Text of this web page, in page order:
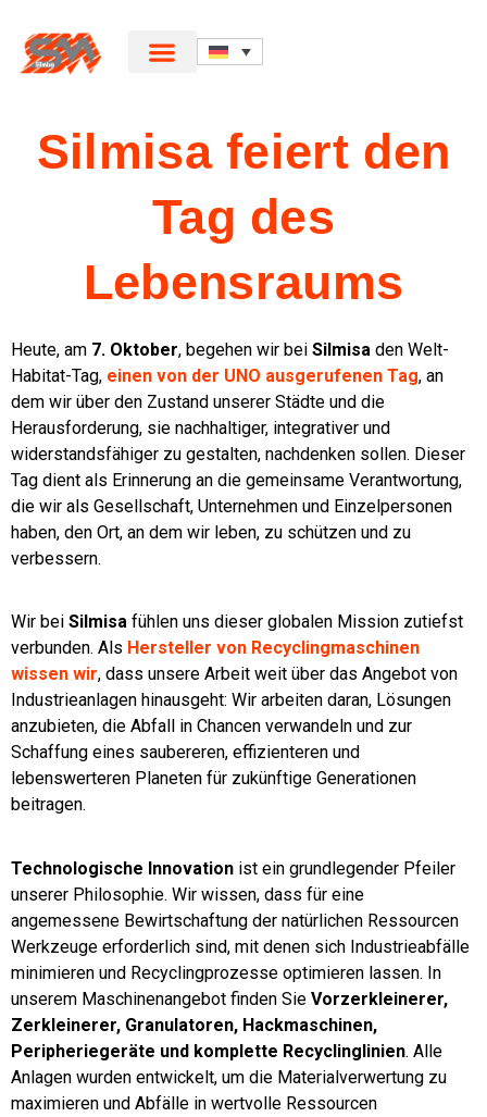
Silmisa feiert den
Tag des
Lebensraums
Heute, am 7. Oktober, begehen wir bei Silmisa den Welt-
Habitat-Tag, einen von der UNO ausgerufenen Tag, an
dem wir über den Zustand unserer Städte und die
Herausforderung, sie nachhaltiger, integrativer und
widerstandsfähiger zu gestalten, nachdenken sollen. Dieser
Tag dient als Erinnerung an die gemeinsame Verantwortung,
die wir als Gesellschaft, Unternehmen und Einzelpersonen
haben, den Ort, an dem wir leben, zu schützen und zu
verbessern.
Wir bei Silmisa fühlen uns dieser globalen Mission zutiefst
verbunden. Als Hersteller von Recyclingmaschinen
wissen wir, dass unsere Arbeit weit über das Angebot von
Industrieanlagen hinausgeht: Wir arbeiten daran, Lösungen
anzubieten, die Abfall in Chancen verwandeln und zur
Schaffung eines saubereren, effizienteren und
lebenswerteren Planeten für zukünftige Generationen
beitragen.
Technologische Innovation ist ein grundlegender Pfeiler
unserer Philosophie. Wir wissen, dass für eine
angemessene Bewirtschaftung der natürlichen Ressourcen
Werkzeuge erforderlich sind, mit denen sich Industrieabfälle
minimieren und Recyclingprozesse optimieren lassen. In
unserem Maschinenangebot finden Sie Vorzerkleinerer,
Zerkleinerer, Granulatoren, Hackmaschinen,
Peripheriegeräte und komplette Recyclinglinien. Alle
Anlagen wurden entwickelt, um die Materialverwertung zu
maximieren und Abfälle in wertvolle Ressourcen